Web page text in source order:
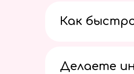
Как
Делаете